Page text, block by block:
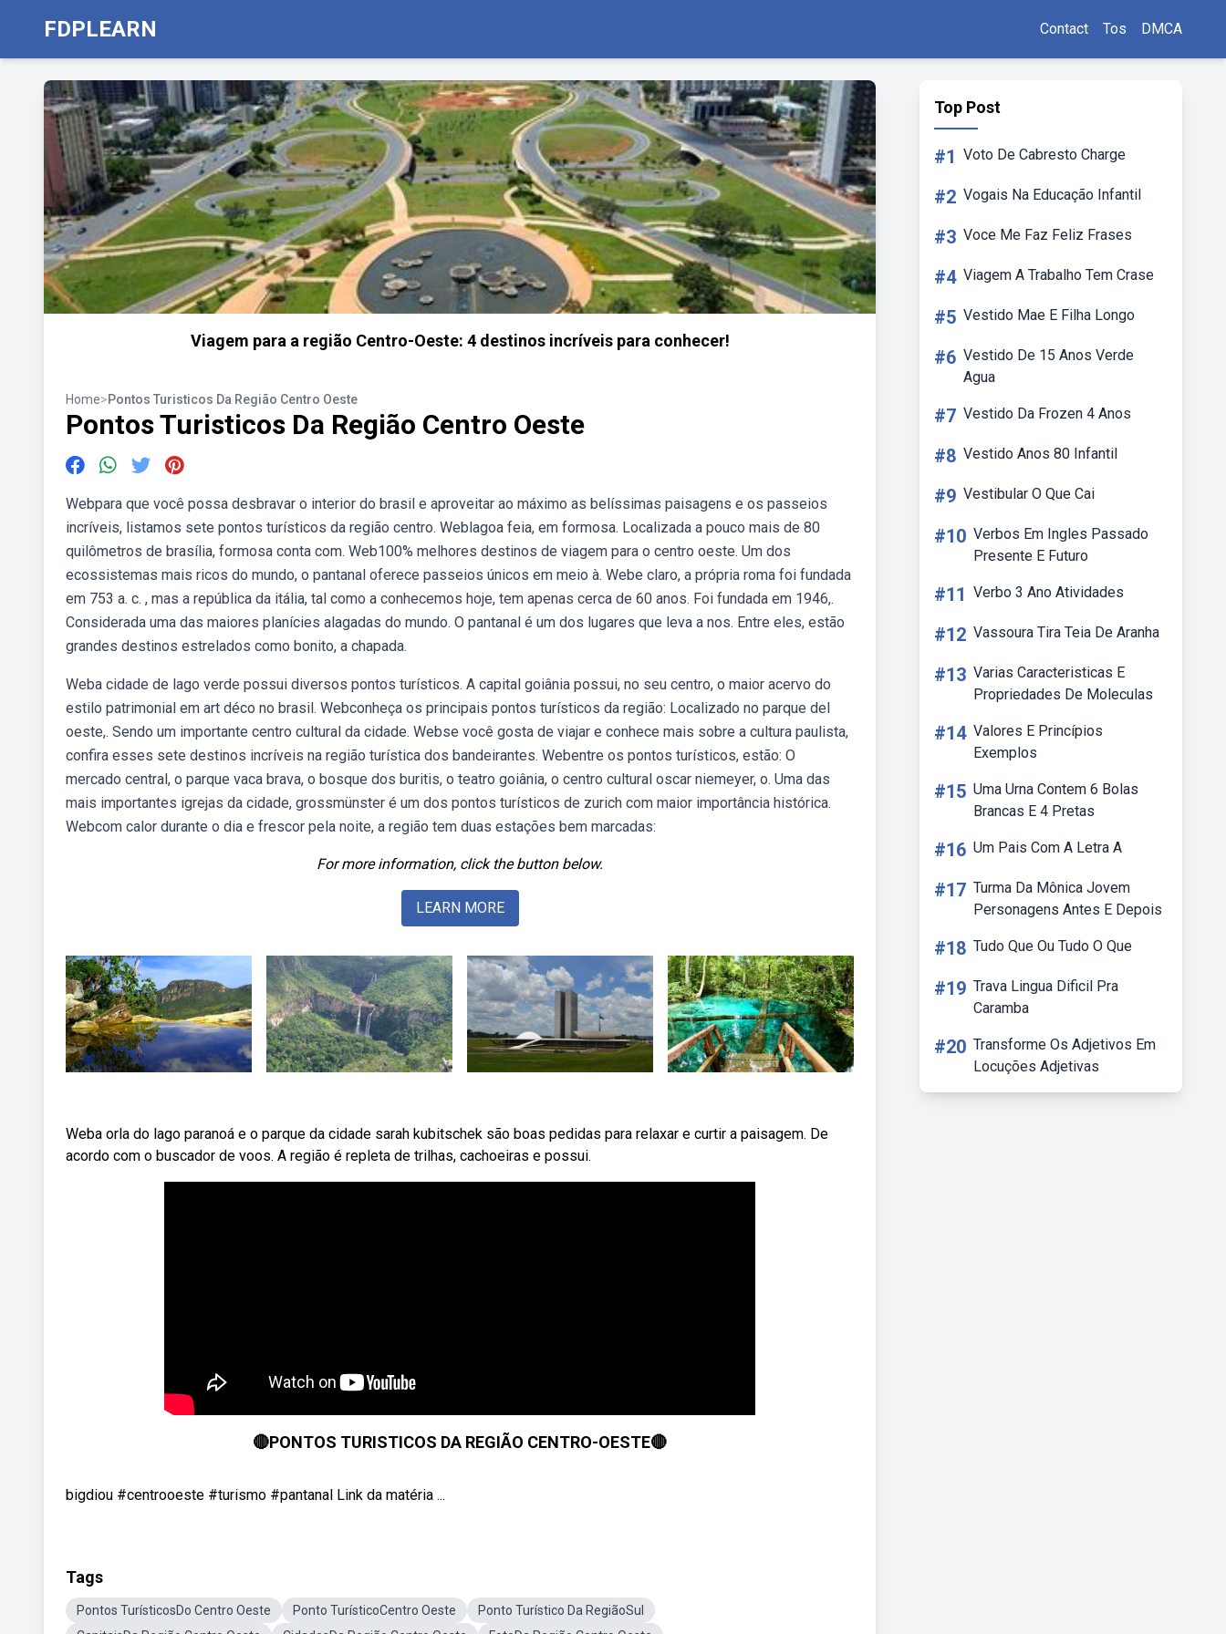
FDPLEARN Contact Tos DMCA
Viagem para a região Centro-Oeste: 4 destinos incríveis para conhecer!
Home>Pontos Turisticos Da Região Centro Oeste
Pontos Turisticos Da Região Centro Oeste
Webpara que você possa desbravar o interior do brasil e aproveitar ao máximo as belíssimas paisagens e os passeios
incríveis, listamos sete pontos turísticos da região centro. Weblagoa feia, em formosa. Localizada a pouco mais de 80
quilômetros de brasília, formosa conta com. Web100% melhores destinos de viagem para o centro oeste. Um dos
ecossistemas mais ricos do mundo, o pantanal oferece passeios únicos em meio à. Webe claro, a própria roma foi fundada
em 753 a. c. , mas a república da itália, tal como a conhecemos hoje, tem apenas cerca de 60 anos. Foi fundada em 1946,.
Considerada uma das maiores planícies alagadas do mundo. O pantanal é um dos lugares que leva a nos. Entre eles, estão
grandes destinos estrelados como bonito, a chapada.
Weba cidade de lago verde possui diversos pontos turísticos. A capital goiânia possui, no seu centro, o maior acervo do
estilo patrimonial em art déco no brasil. Webconheça os principais pontos turísticos da região: Localizado no parque del
oeste,. Sendo um importante centro cultural da cidade. Webse você gosta de viajar e conhece mais sobre a cultura paulista,
confira esses sete destinos incríveis na região turística dos bandeirantes. Webentre os pontos turísticos, estão: O
mercado central, o parque vaca brava, o bosque dos buritis, o teatro goiânia, o centro cultural oscar niemeyer, o. Uma das
mais importantes igrejas da cidade, grossmünster é um dos pontos turísticos de zurich com maior importância histórica.
Webcom calor durante o dia e frescor pela noite, a região tem duas estações bem marcadas:
For more information, click the button below.
LEARN MORE
Weba orla do lago paranoá e o parque da cidade sarah kubitschek são boas pedidas para relaxar e curtir a paisagem. De
acordo com o buscador de voos. A região é repleta de trilhas, cachoeiras e possui.
🔴PONTOS TURISTICOS DA REGIÃO CENTRO-OESTE🔴
bigdiou #centrooeste #turismo #pantanal Link da matéria ...
Tags
Pontos TurísticosDo Centro Oeste Ponto TurísticoCentro Oeste
Ponto Turístico Da RegiãoSul
Top Post
#1 Voto De Cabresto Charge
#2 Vogais Na Educação Infantil
#3 Voce Me Faz Feliz Frases
#4 Viagem A Trabalho Tem Crase
#5 Vestido Mae E Filha Longo
#6 Vestido De 15 Anos Verde
Agua
#7 Vestido Da Frozen 4 Anos
#8 Vestido Anos 80 Infantil
#9 Vestibular O Que Cai
#10 Verbos Em Ingles Passado
Presente E Futuro
#11 Verbo 3 Ano Atividades
#12 Vassoura Tira Teia De Aranha
#13 Varias Caracteristicas E
Propriedades De Moleculas
#14 Valores E Princípios
Exemplos
#15 Uma Urna Contem 6 Bolas
Brancas E 4 Pretas
#16 Um Pais Com A Letra A
#17 Turma Da Mônica Jovem
Personagens Antes E Depois
#18 Tudo Que Ou Tudo O Que
#19 Trava Lingua Dificil Pra
Caramba
#20 Transforme Os Adjetivos Em
Locuções Adjetivas